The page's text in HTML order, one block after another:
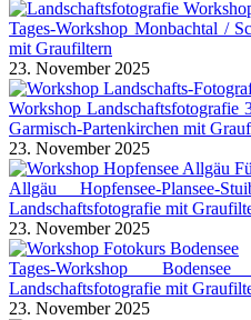
Tages-Workshop Monbachtal /
mit Graufiltern
23. November 2025
Workshop Landschaftsfotografie
Garmisch-Partenkirchen mit
23. November 2025
Allgäu Hopfensee-Plansee-
Landschaftsfotografie mit
23. November 2025
Tages-Workshop
Landschaftsfotografie mit
23. November 2025